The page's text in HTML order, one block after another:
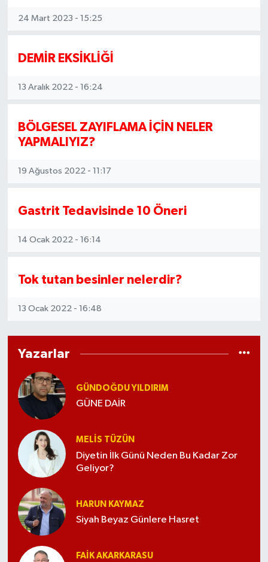
24 Mart 2023 - 15:25
DEMİR EKSİKLİĞİ
13 Aralık 2022 - 16:24
BÖLGESEL ZAYIFLAMA İÇİN NELER
YAPMALIYIZ?
19 Ağustos 2022 - 11:17
Gastrit Tedavisinde 10 Öneri
14 Ocak 2022 - 16:14
Tok tutan besinler nelerdir?
13 Ocak 2022 - 16:48
Yazarlar
GÜNDOĞDU YILDIRIM
GÜNE DAİR
MELİS TÜZÜN
Diyetin İlk Günü Neden Bu Kadar Zor
Geliyor?
HARUN KAYMAZ
Siyah Beyaz Günlere Hasret
FAIK AKARKARASU